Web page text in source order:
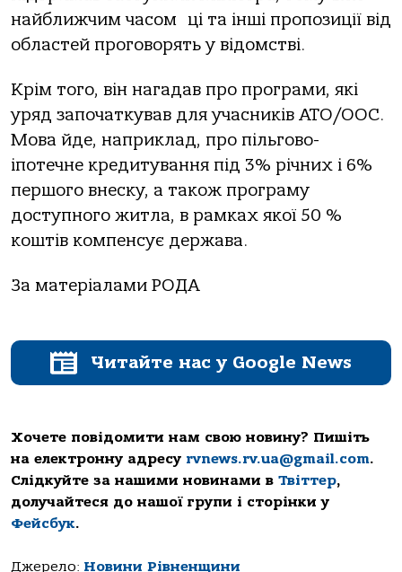
найближчим часом ці та інші пропозиції від
областей проговорять у відомстві.
Крім того, він нагадав про програми, які
уряд започаткував для учасників АТО/ООС.
Мова йде, наприклад, про пільгово-
іпотечне кредитування під 3% річних і 6%
першого внеску, а також програму
доступного житла, в рамках якої 50 %
коштів компенсує держава.
За матеріалами РОДА
Читайте нас у Google News
Хочете повідомити нам свою новину? Пишіть
на електронну адресу rvnews.rv.ua@gmail.com.
Слідкуйте за нашими новинами в Твіттер,
долучайтеся до нашої групи і сторінки у
Фейсбук.
Джерело: Новини Рівненщини